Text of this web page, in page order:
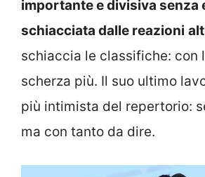
importante e divisiva senza
schiacciata dalle reazioni
schiaccia le classifiche: con
scherza più. Il suo ultimo
più intimista del repertorio:
ma con tanto da dire.